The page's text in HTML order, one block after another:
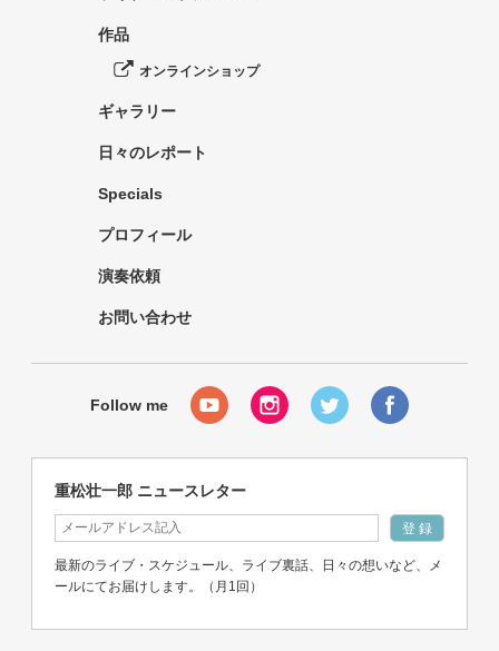
作品
オンラインショップ
ギャラリー
日々のレポート
Specials
プロフィール
演奏依頼
お問い合わせ
重松壮一郎 ニュースレター
最新のライブ・スケジュール、ライブ裏話、日々の想いなど、メ
ールにてお届けします。（月1回）